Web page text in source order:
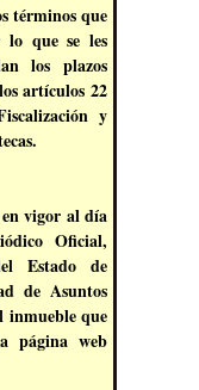
términos que
lo que se les
los plazos
artículos 22
y
vigor al día
Oficial,
Estado de
de Asuntos
inmueble que
página web